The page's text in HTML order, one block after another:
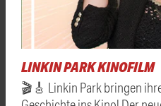
LINKIN PARK KINOFILM
🎬🎸 Linkin Park bringen